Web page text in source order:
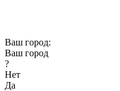
Ваш город:
Ваш город
?
Нет
Да